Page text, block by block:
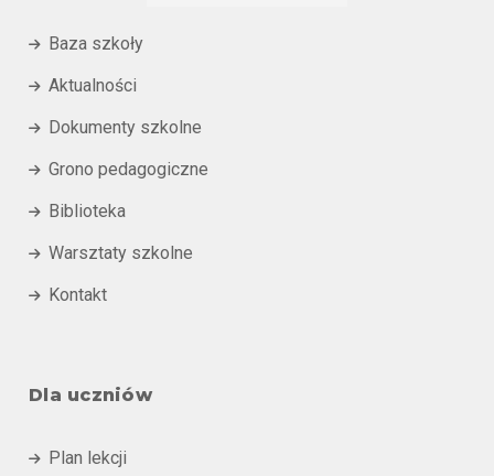
 Baza szkoły
 Aktualności
 Dokumenty szkolne
 Grono pedagogiczne
 Biblioteka
 Warsztaty szkolne
 Kontakt
Dla uczniów
 Plan lekcji